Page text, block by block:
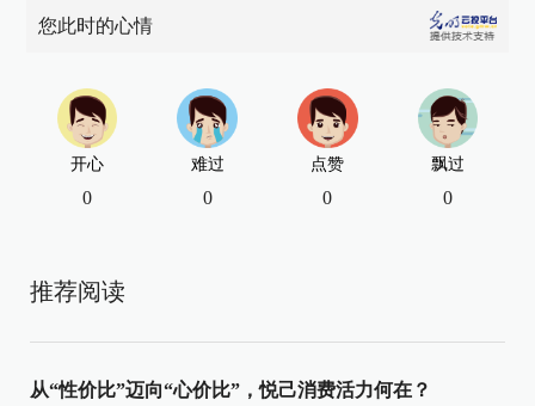
您此时的心情
开心
0
难过
0
点赞
0
飘过
0
推荐阅读
从“性价比”迈向“心价比”，悦己消费活力何在？